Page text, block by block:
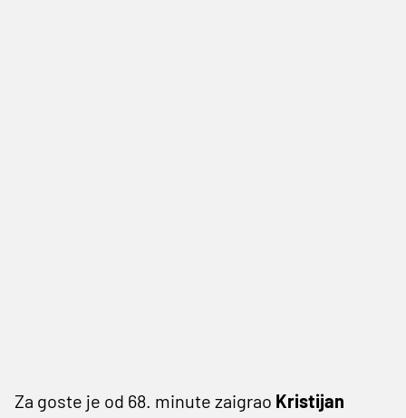
Za goste je od 68. minute zaigrao Kristijan